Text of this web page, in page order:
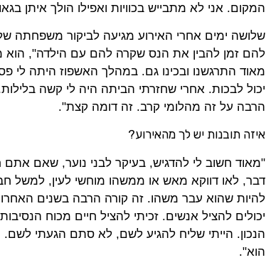
המקום. אני לא מתבייש בכוויות ואפילו הולך איתן
שלושה ימים אחרי האירוע מגיעה לביקור משפחתה
להם זמן להבין את הנס שקרה להם עם הילדה", הוא
מאוד התרגשנו ובכינו גם. במהלך האשפוז היתה לי
יכול לבכות. אחרי שחזרתי הביתה היה לי קשה
הרבה על זה מהלומי קרב. זה דומה קצת".
איזה תובנות יש לך מהאירוע?
"מאוד חשוב לי להדגיש, בעיקר לבני נוער, שאם אתם
דבר, לאו דווקא מאש או ממשהו מוחשי לעין, למשל
להיות שהוא עבר משהו. זה קורה הרבה בשנים
יכולים להציל אנשים. זכיתי להציל חיים מכוח
הנכון. הייתי שליח להגיע לשם, לא סתם הגעתי
הוא".